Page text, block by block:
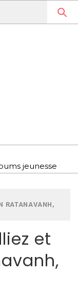
jeunesse
RATANAVANH,
et